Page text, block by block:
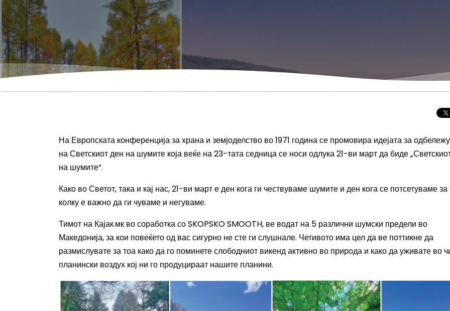
На Европската конференција за храна и земјоделство во 1971 годинасе промовира идејата за
на Светскиот ден на шумите која веќе на23-тата седницасе носи одлука21-ви мартда биде„Светски
на шумите“.
Како во Светот, така и кај нас,21-ви марте ден кога ги чествуваме шумите и ден кога се потсетуваме за
колку е важно да ги чуваме и негуваме.
Тимот на Кајак.мк во соработка со SKOPSKO SMOOTH, ве водат на 5 различни шумски предели во
Македонија, за кои повеќето од вас сигурно несте ги слушнале. Четивото има цел да ве поттикне да
размислуватеза тоа како да го поминете слободниот викенд активно во природа и како да уживате во
планински воздух кој ни го продуцираат нашите планини.